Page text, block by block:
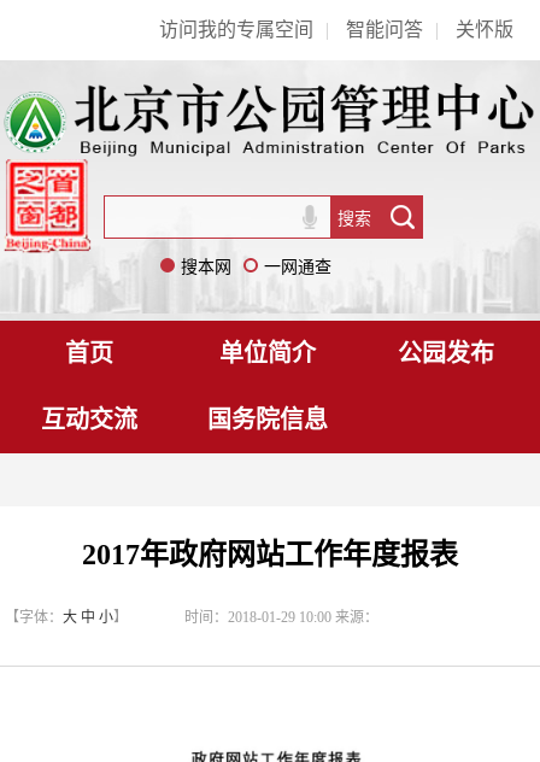
访问我的专属空间 | 智能问答 | 关怀版
搜本网 一网通查
首页 单位简介 公园发布
互动交流 国务院信息
2017年政府网站工作年度报表
时间：2018-01-29 10:00 来源：
【字体： 大 中 小】